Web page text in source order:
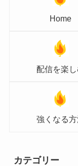
Home
配信を楽
強くなる
カテゴリー